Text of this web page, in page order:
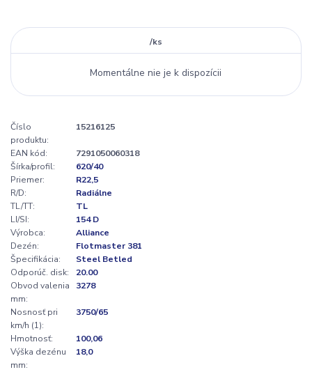
/ks
Momentálne nie je k dispozícii
Číslo
produktu:
15216125
EAN kód:
7291050060318
Šírka/profil:
620/40
Priemer:
R22,5
R/D:
Radiálne
TL/TT:
TL
LI/SI:
154 D
Výrobca:
Alliance
Dezén:
Flotmaster 381
Špecifikácia:
Steel Betled
Odporúč. disk:
20.00
Obvod valenia
mm:
3278
Nosnosť pri
km/h (1):
3750/65
Hmotnosť:
100,06
Výška dezénu
mm:
18,0